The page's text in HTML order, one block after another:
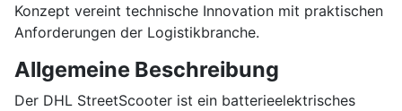
Konzept vereint technische Innovation mit praktischen
Anforderungen der Logistikbranche.
Allgemeine Beschreibung
Der DHL StreetScooter ist ein batterieelektrisches